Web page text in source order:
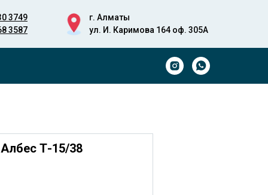
г. Алматы
ул. И. Каримова 164 оф. 305А
3749
3587
Т-15/38